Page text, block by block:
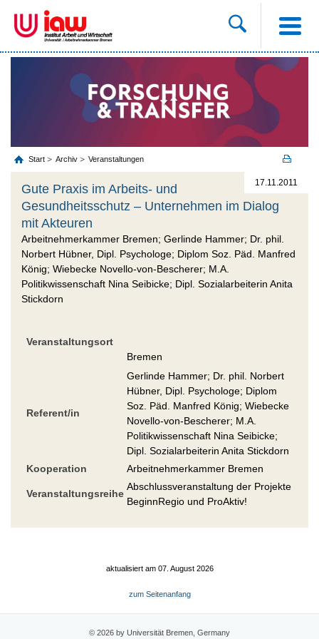
Start Archiv Veranstaltungen
17.11.2011
Gute Praxis im Arbeits- und
Gesundheitsschutz – Unternehmen im Dialog
mit Akteuren
Arbeitnehmerkammer Bremen; Gerlinde Hammer; Dr. phil.
Norbert Hübner, Dipl. Psychologe; Diplom Soz. Päd. Manfred
König; Wiebecke Novello-von-Bescherer; M.A.
Politikwissenschaft Nina Seibicke; Dipl. Sozialarbeiterin Anita
Stickdorn
Veranstaltungsort
Bremen
Referent/in
Gerlinde Hammer; Dr. phil. Norbert
Hübner, Dipl. Psychologe; Diplom
Soz. Päd. Manfred König; Wiebecke
Novello-von-Bescherer; M.A.
Politikwissenschaft Nina Seibicke;
Dipl. Sozialarbeiterin Anita Stickdorn
Kooperation
Arbeitnehmerkammer Bremen
Veranstaltungsreihe
Abschlussveranstaltung der Projekte
BeginnRegio und ProAktiv!
aktualisiert am 07. August 2026
zum Seitenanfang
© 2026 by Universität Bremen, Germany